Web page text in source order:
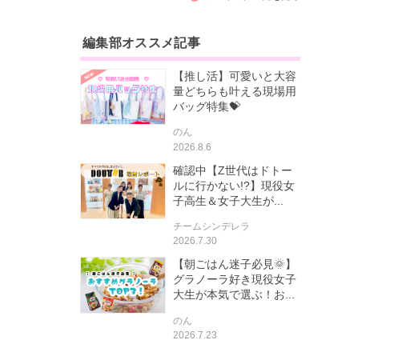
編集部オススメ記事
【推し活】可愛いと大容
量どちらも叶える現場用
バッグ特集💝
のん
2026.8.6
確認中【Z世代はドトー
ルに行かない!?】現役女
子高生＆女子大生が...
チームシンデレラ
2026.7.30
【朝ごはん迷子必見🌞】
グラノーラ好き現役女子
大生が本気で選ぶ！お...
のん
2026.7.23